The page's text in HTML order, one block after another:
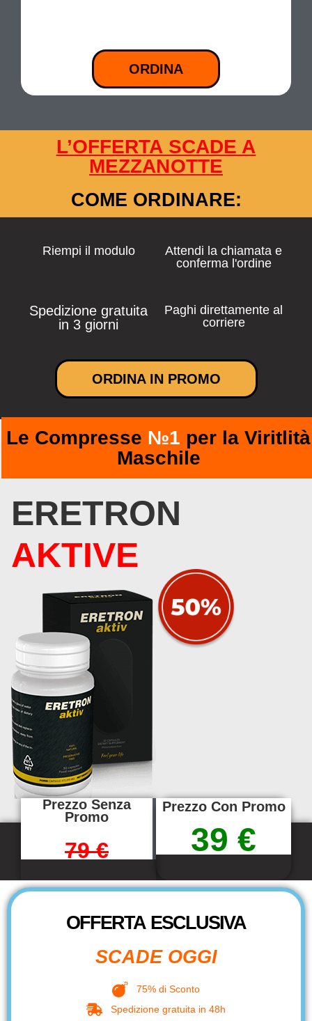
ORDINA
L’OFFERTA SCADE A
MEZZANOTTE
COME ORDINARE:
Riempi il modulo
Attendi la chiamata e
conferma l'ordine
Spedizione gratuita
in 3 giorni
Paghi direttamente al
corriere
ORDINA IN PROMO
Le Compresse №1 per la Viritlità
Maschile
ERETRON
AKTIVE
Prezzo Senza
Promo
79 €
Prezzo Con Promo
39 €
OFFERTA ESCLUSIVA
SCADE OGGI
75% di Sconto
Spedizione gratuita in 48h